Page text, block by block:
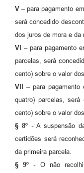
V –para pagamento
será concedido
dos juros de mora e da
VI –para pagamento
parcelas, será
cento) sobre o valor
VII –para pagamento
quatro) parcelas,
cento) sobre o valor
§ 8º -A suspensão
certidões será
da primeira parcela.
§ 9º -O não